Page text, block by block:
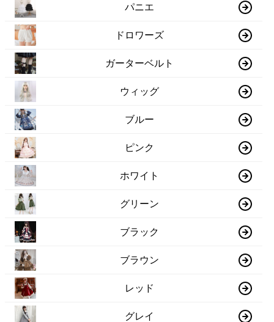
パニエ
ドロワーズ
ガーターベルト
ウィッグ
ブルー
ピンク
ホワイト
グリーン
ブラック
ブラウン
レッド
グレイ